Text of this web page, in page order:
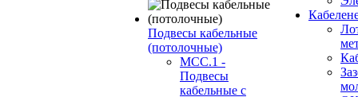
Подвесы кабельные
(потолочные)
МСС.1 -
Подвесы
кабельные с